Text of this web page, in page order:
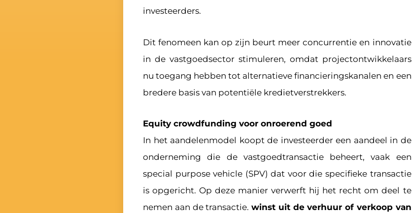
investeerders.
Dit fenomeen kan op zijn beurt meer concurrentie en innovatie
in de vastgoedsector stimuleren, omdat projectontwikkelaars
nu toegang hebben tot alternatieve financieringskanalen en een
bredere basis van potentiële kredietverstrekkers.
Equity crowdfunding voor onroerend goed
In het aandelenmodel koopt de investeerder een aandeel in de
onderneming die de vastgoedtransactie beheert, vaak een
special purpose vehicle (SPV) dat voor die specifieke transactie
is opgericht. Op deze manier verwerft hij het recht om deel te
nemen aan de transactie.winst uit de verhuur of verkoop van